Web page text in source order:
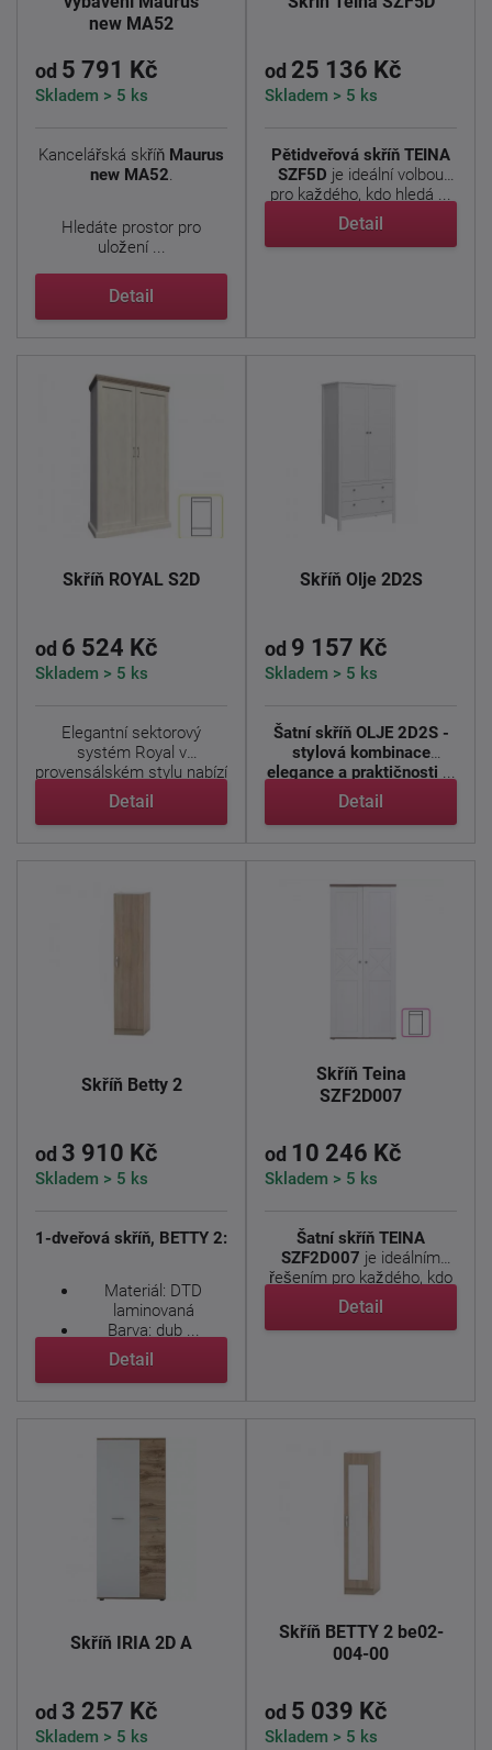
new MA52
od 5 791 Kč
Skladem > 5 ks
Kancelářská skříň Maurus
new MA52.
Hledáte prostor pro
uložení ...
Detail
od 25 136 Kč
Skladem > 5 ks
Pětidveřová skříň TEINA
SZF5D je ideální volbou
pro každého, kdo hledá ...
Detail
Skříň ROYAL S2D
od 6 524 Kč
Skladem > 5 ks
Elegantní sektorový
systém Royal v
provensálském stylu nabízí
prvky ...
Detail
Skříň Olje 2D2S
od 9 157 Kč
Skladem > 5 ks
Šatní skříň OLJE 2D2S -
stylová kombinace
elegance a praktičnosti ...
Detail
Skříň Betty 2
od 3 910 Kč
Skladem > 5 ks
1-dveřová skříň, BETTY 2:
Materiál: DTD
laminovaná
Barva: dub ...
Detail
Skříň Teina
SZF2D007
od 10 246 Kč
Skladem > 5 ks
Šatní skříň TEINA
SZF2D007 je ideálním
řešením pro každého, kdo
hledá ...
Detail
Skříň IRIA 2D A
od 3 257 Kč
Skladem > 5 ks
Skříň BETTY 2 be02-
004-00
od 5 039 Kč
Skladem > 5 ks